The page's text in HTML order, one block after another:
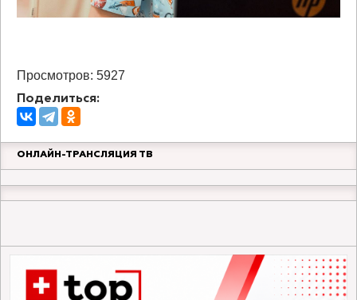
Просмотров: 5927
Поделиться:
ОНЛАЙН-ТРАНСЛЯЦИЯ ТВ